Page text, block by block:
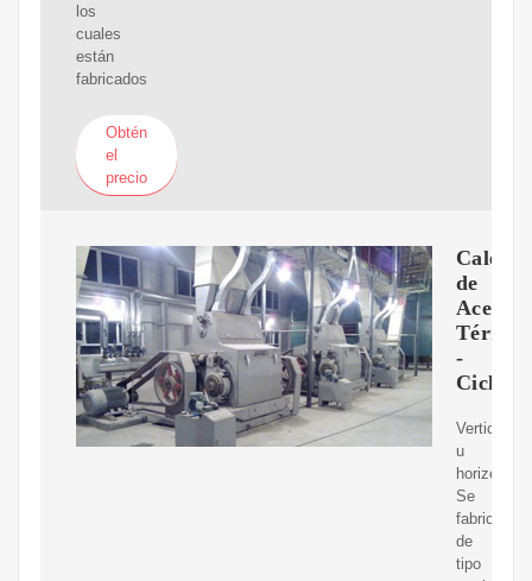
los
cuales
están
fabricados
Obtén
el
precio
de
Aceite
-
Vertical
u
horizontal
Se
fabrican
de
tipo